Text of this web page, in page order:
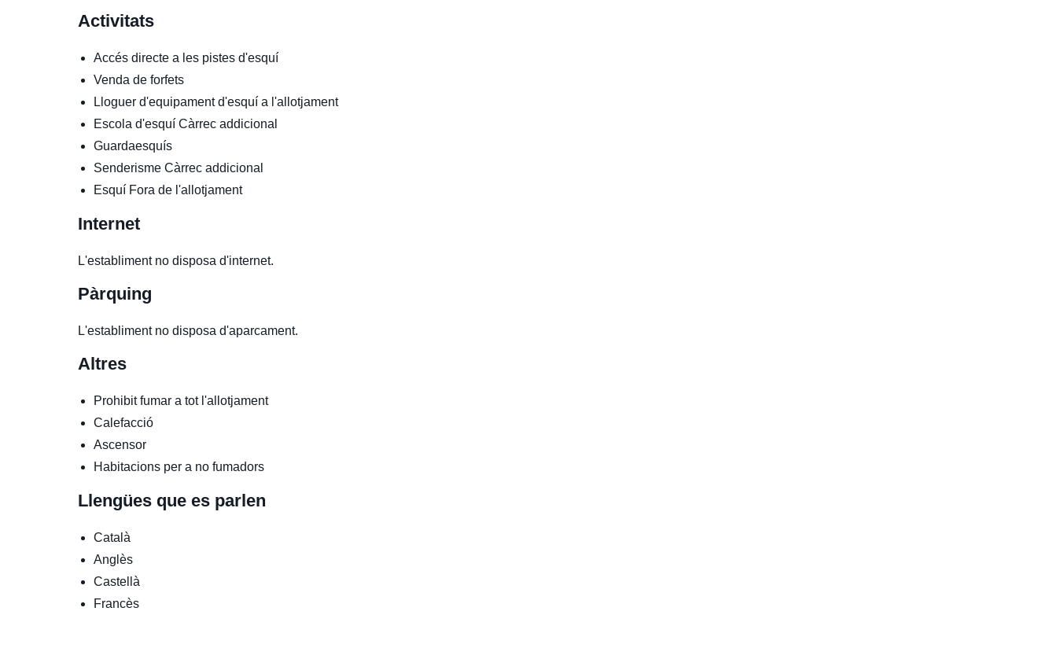
Activitats
Accés directe a les pistes d'esquí
Venda de forfets
Lloguer d'equipament d'esquí a l'allotjament
Escola d'esquí Càrrec addicional
Guardaesquís
Senderisme Càrrec addicional
Esquí Fora de l'allotjament
Internet
L'establiment no disposa d'internet.
Pàrquing
L'establiment no disposa d'aparcament.
Altres
Prohibit fumar a tot l'allotjament
Calefacció
Ascensor
Habitacions per a no fumadors
Llengües que es parlen
Català
Anglès
Castellà
Francès